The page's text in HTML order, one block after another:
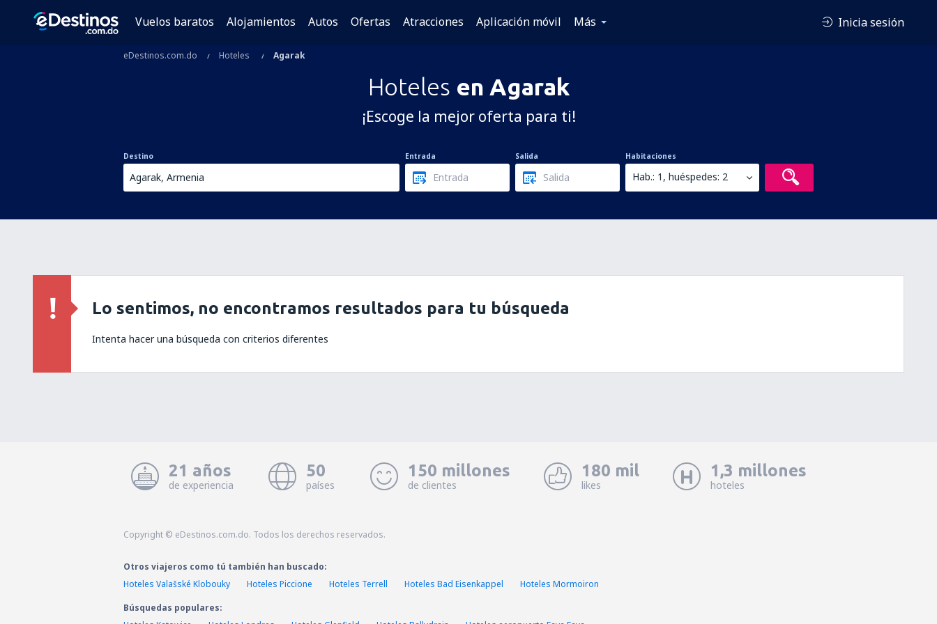
Vuelos baratos Alojamientos Autos Ofertas Atracciones Aplicación móvil Más Inicia sesión
eDestinos.com.do Hoteles Agarak
Hoteles en Agarak
¡Escoge la mejor oferta para ti!
Destino Entrada Salida Habitaciones
Hab.: 1, huéspedes: 2
Lo sentimos, no encontramos resultados para tu búsqueda
Intenta hacer una búsqueda con criterios diferentes
21 años
de experiencia
50
países
150 millones
de clientes
180 mil
likes
1,3 millones
hoteles
Copyright © eDestinos.com.do. Todos los derechos reservados.
Otros viajeros como tú también han buscado:
Hoteles Valašské Klobouky
Hoteles Piccione Hoteles Terrell Hoteles Bad Eisenkappel
Hoteles Mormoiron
Búsquedas populares: